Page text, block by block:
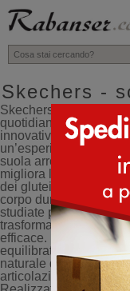
top
Skechers -
Skechers - scarpe
quotidiano. La
innovativi come le
un’esperienza di
suola arrotondata.
migliora la postura,
dei glutei e del core,
corpo durante il
studiate per chi
trasformando la
efficace. La suola
equilibrata del peso
naturale del piede,
articolazioni e